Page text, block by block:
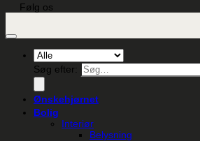
Følg os
Søg efter:
Ønskehjørnet
Bolig
Interiør
Belysning